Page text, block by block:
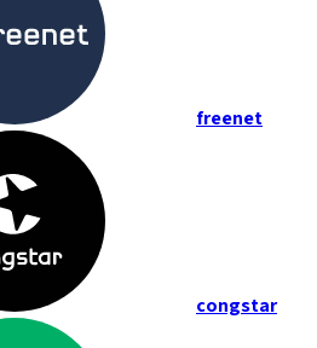
freenet
congstar